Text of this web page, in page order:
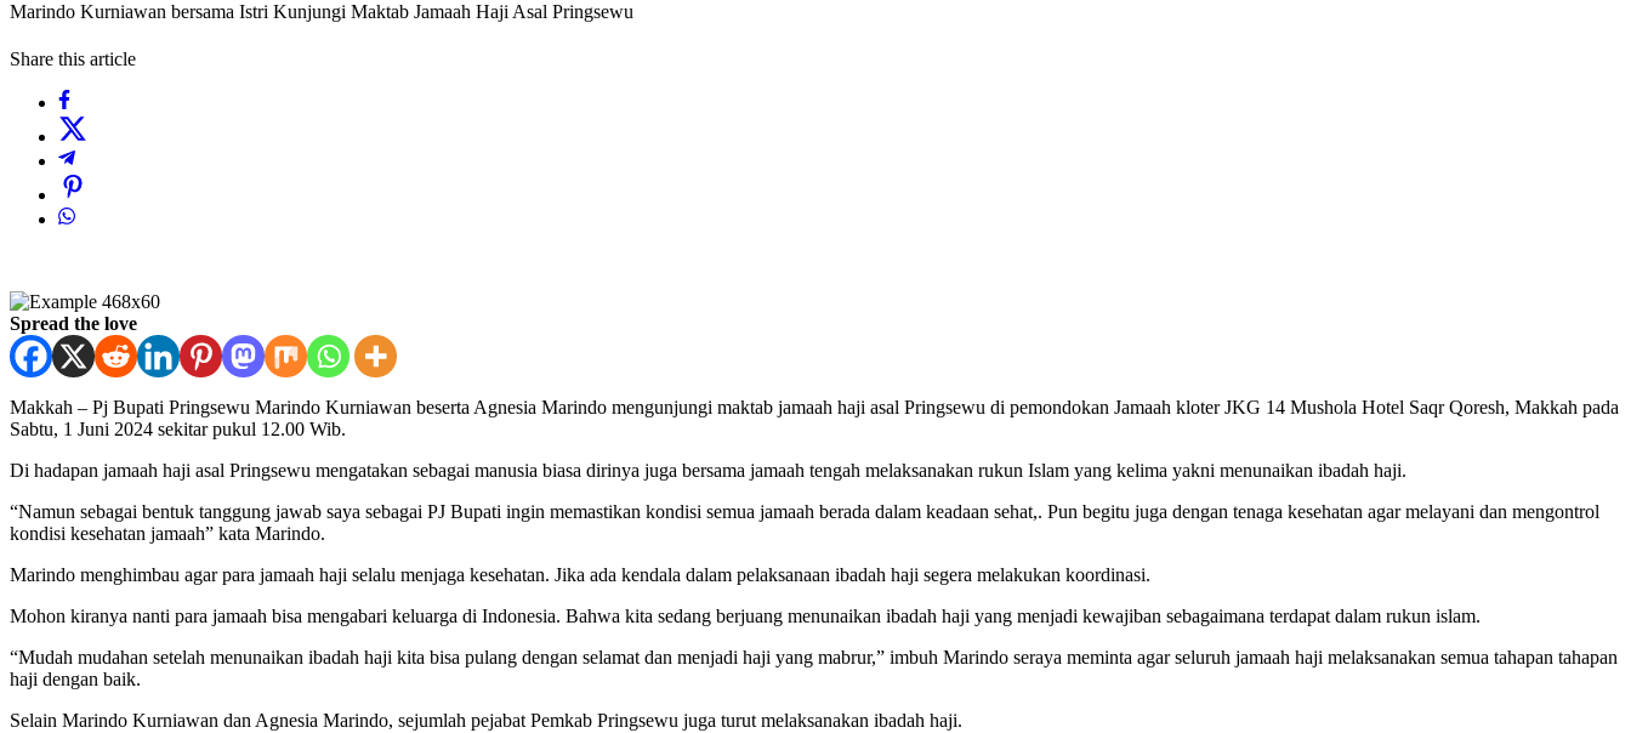
Marindo Kurniawan bersama Istri Kunjungi Maktab Jamaah Haji Asal Pringsewu
Share this article
Spread the love
Makkah – Pj Bupati Pringsewu Marindo Kurniawan beserta Agnesia Marindo mengunjungi maktab jamaah haji asal Pringsewu di pemondokan Jamaah kloter JKG 14 Mushola Hotel Saqr Qoresh, Makkah pada
Sabtu, 1 Juni 2024 sekitar pukul 12.00 Wib.
Di hadapan jamaah haji asal Pringsewu mengatakan sebagai manusia biasa dirinya juga bersama jamaah tengah melaksanakan rukun Islam yang kelima yakni menunaikan ibadah haji.
“Namun sebagai bentuk tanggung jawab saya sebagai PJ Bupati ingin memastikan kondisi semua jamaah berada dalam keadaan sehat,. Pun begitu juga dengan tenaga kesehatan agar melayani dan mengontrol
kondisi kesehatan jamaah” kata Marindo.
Marindo menghimbau agar para jamaah haji selalu menjaga kesehatan. Jika ada kendala dalam pelaksanaan ibadah haji segera melakukan koordinasi.
Mohon kiranya nanti para jamaah bisa mengabari keluarga di Indonesia. Bahwa kita sedang berjuang menunaikan ibadah haji yang menjadi kewajiban sebagaimana terdapat dalam rukun islam.
“Mudah mudahan setelah menunaikan ibadah haji kita bisa pulang dengan selamat dan menjadi haji yang mabrur,” imbuh Marindo seraya meminta agar seluruh jamaah haji melaksanakan semua tahapan tahapan
haji dengan baik.
Selain Marindo Kurniawan dan Agnesia Marindo, sejumlah pejabat Pemkab Pringsewu juga turut melaksanakan ibadah haji.